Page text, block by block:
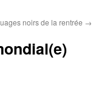
noirs de la rentrée →